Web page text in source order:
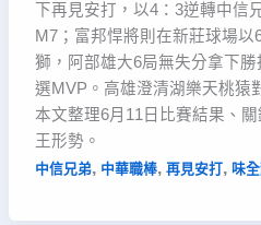
下再見安打，以4：3逆轉中信
M7；富邦悍將則在新莊球場以
獅，阿部雄大6局無失分拿下
選MVP。高雄澄清湖樂天桃猿
本文整理6月11日比賽結果、
王形勢。
中信兄弟, 中華職棒, 再見安打, 味